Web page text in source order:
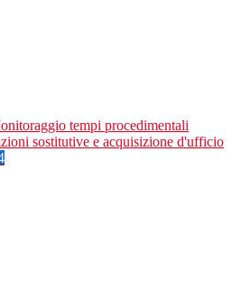
tempi procedimentali
sostitutive e acquisizione d'ufficio